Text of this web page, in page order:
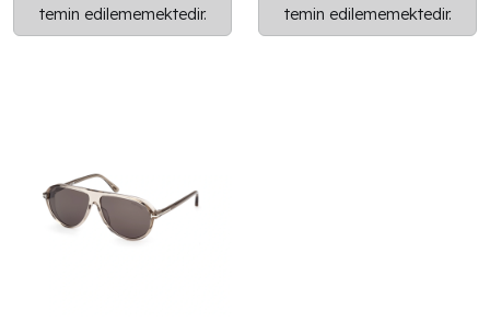
temin edilememektedir.
temin edilememektedir.